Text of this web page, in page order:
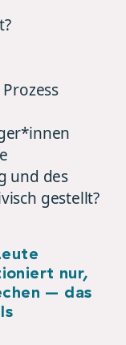
und des
gestellt?
nur,
– das